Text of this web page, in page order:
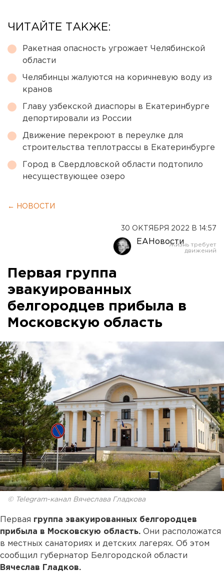
ЧИТАЙТЕ ТАКЖЕ:
Ракетная опасность угрожает Челябинской
области
Челябинцы жалуются на коричневую воду из
кранов
Главу узбекской диаспоры в Екатеринбурге
депортировали из России
Движение перекроют в переулке для
строительства теплотрассы в Екатеринбурге
Город в Свердловской области подтопило
несуществующее озеро
← НОВОСТИ
30 ОКТЯБРЯ 2022 В 14:57
ЕАНовости
Первая группа
эвакуированных
белгородцев прибыла в
Московскую область
© Telegram-канал Вячеслава Гладкова
Первая группа эвакуированных белгородцев
прибыла в Московскую область. Они расположатся
в местных санаториях и детских лагерях. Об этом
сообщил губернатор Белгородской области
Вячеслав Гладков.